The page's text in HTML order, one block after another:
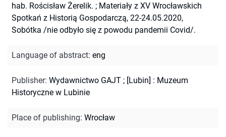
hab. Rościsław Żerelik. ; Materiały z XV Wrocławskich
Spotkań z Historią Gospodarczą, 22-24.05.2020,
Sobótka /nie odbyło się z powodu pandemii Covid/.
Language of abstract: eng
Publisher: Wydawnictwo GAJT ; [Lubin] : Muzeum
Historyczne w Lubinie
Place of publishing: Wrocław